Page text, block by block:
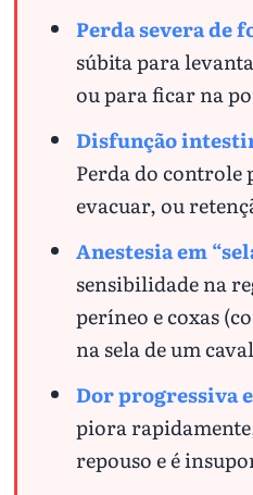
Perda severa de
súbita para
ou para ficar na
Disfunção
Perda do
evacuar, ou
Anestesia em
sensibilidade na
períneo e coxas
na sela de um
Dor progressiva
piora
repouso e é